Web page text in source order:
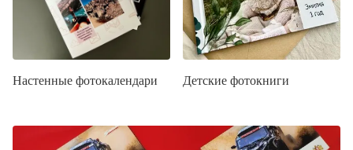
Настенные фотокалендари Детские фотокниги